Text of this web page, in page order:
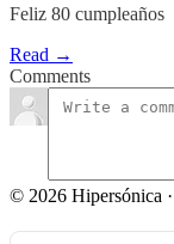
Feliz 80 cumpleaños
Read →
Comments
© 2026 Hipersónica ·